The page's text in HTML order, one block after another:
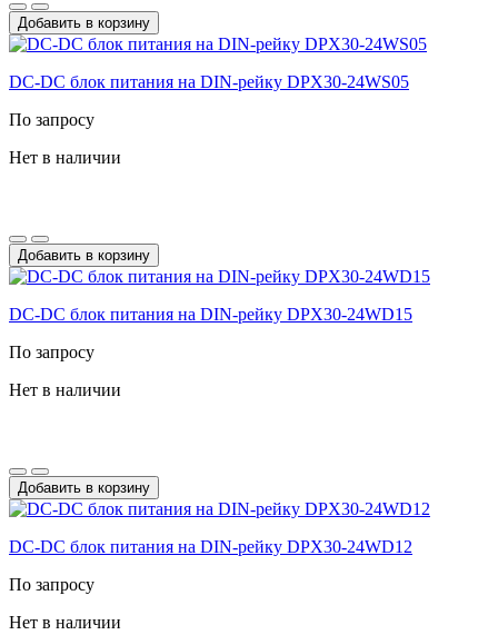
Добавить в корзину
DC-DС блок питания на DIN-рейку DPX30-24WS05
По запросу
Нет в наличии
Добавить в корзину
DC-DС блок питания на DIN-рейку DPX30-24WD15
По запросу
Нет в наличии
Добавить в корзину
DC-DС блок питания на DIN-рейку DPX30-24WD12
По запросу
Нет в наличии